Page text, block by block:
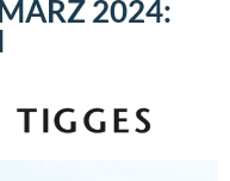
2024: